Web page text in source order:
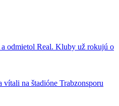
odmietol Real. Kluby už rokujú o
vítali na štadióne Trabzonsporu